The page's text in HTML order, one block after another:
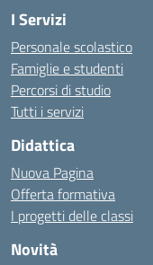
I Servizi
Personale scolastico
Famiglie e studenti
Percorsi di studio
Tutti i servizi
Didattica
Nuova Pagina
Offerta formativa
I progetti delle classi
Novità